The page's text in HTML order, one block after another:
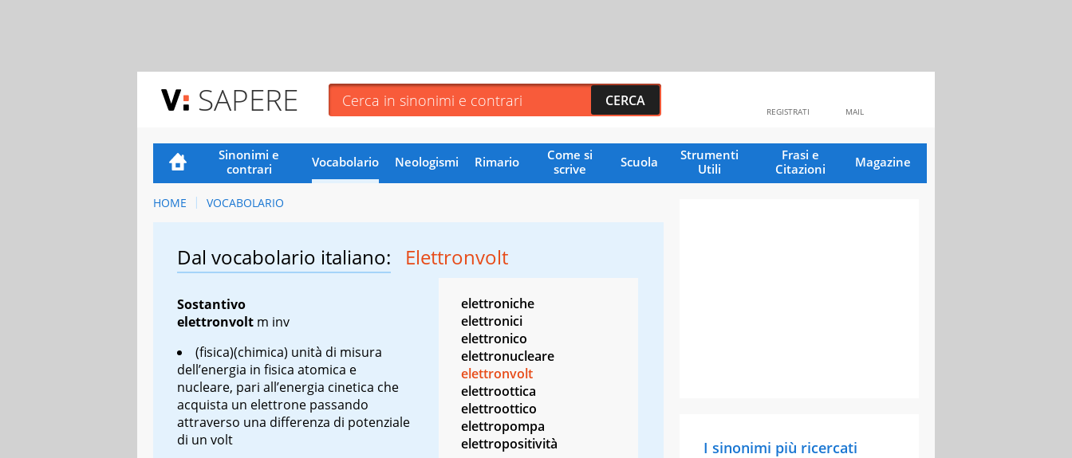
SAPERE MAIL
REGISTRATI
Sinonimi e
contrari
Vocabolario Neologismi Rimario
Come si
scrive
Scuola
Strumenti
Utili
Frasi e
Citazioni
Magazine
HOME VOCABOLARIO
Dal vocabolario italiano: Elettronvolt
Sostantivo
elettronvolt m inv
(fisica)(chimica) unità di misura
dell’energia in fisica atomica e
nucleare, pari all’energia cinetica che
acquista un elettrone passando
attraverso una differenza di potenziale
di un volt
elettroniche
elettronici
elettronico
elettronucleare
elettronvolt
elettroottica
elettroottico
elettropompa
elettropositività
I sinonimi più ricercati